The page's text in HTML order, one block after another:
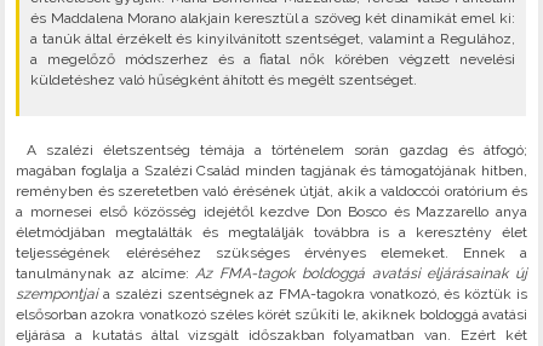
és Maddalena Morano alakjain keresztül a szöveg két dinamikát emel ki:
a tanúk által érzékelt és kinyilvánított szentséget, valamint a Regulához,
a megelőző módszerhez és a fiatal nők körében végzett nevelési
küldetéshez való hűségként áhított és megélt szentséget.
A szalézi életszentség témája a történelem során gazdag és átfogó;
magában foglalja a Szalézi Család minden tagjának és támogatójának hitben,
reményben és szeretetben való érésének útját, akik a valdoccói oratórium és
a mornesei első közösség idejétől kezdve Don Bosco és Mazzarello anya
életmódjában megtalálták és megtalálják továbbra is a keresztény élet
teljességének eléréséhez szükséges érvényes elemeket. Ennek a
tanulmánynak az alcíme:Az FMA-tagok boldoggá avatási eljárásainak új
szempontjaia szalézi szentségnek az FMA-tagokra vonatkozó, és köztük is
elsősorban azokra vonatkozó széles körét szűkíti le, akiknek boldoggá avatási
eljárása a kutatás által vizsgált időszakban folyamatban van. Ezért két